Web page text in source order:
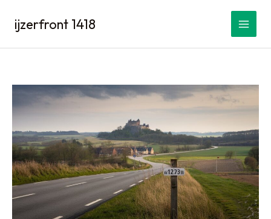
naar
inhoud
ijzerfront 1418